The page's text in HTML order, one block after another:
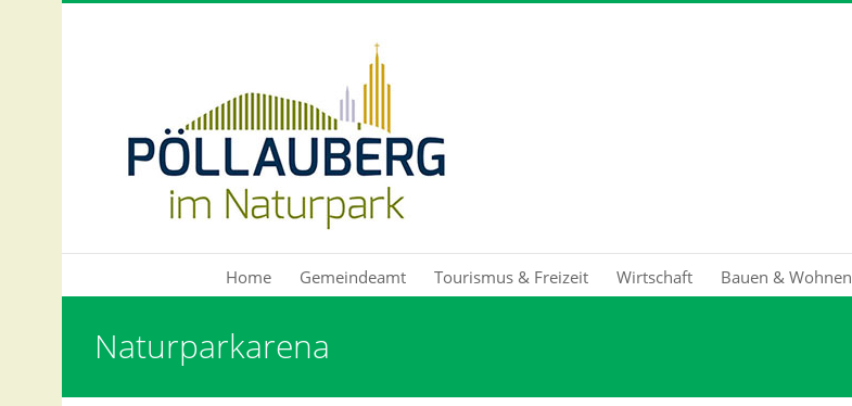
Home Gemeindeamt Tourismus & Freizeit Wirtschaft Bauen & Wohnen
Naturparkarena